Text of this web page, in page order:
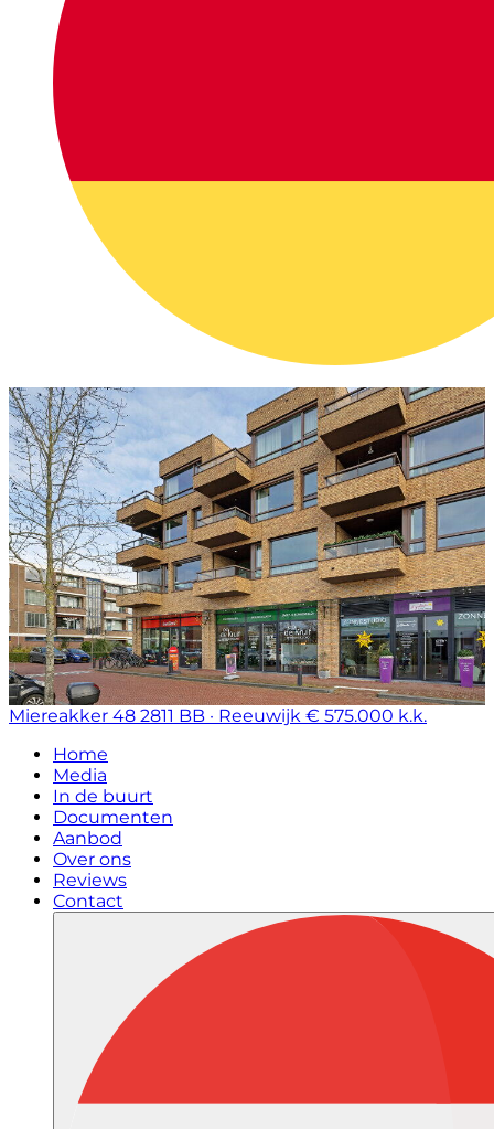
Miereakker 48 2811 BB · Reeuwijk € 575.000 k.k.
Home
Media
In de buurt
Documenten
Aanbod
Over ons
Reviews
Contact